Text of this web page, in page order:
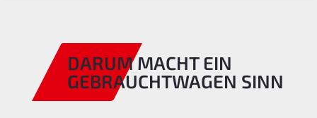
DARUM MACHT EIN
GEBRAUCHTWAGEN SINN